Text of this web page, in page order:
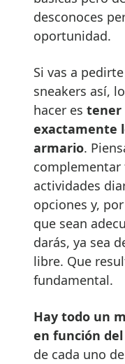
desconoces
oportunidad.
Si vas a
sneakers así,
hacer es tener
exactamente
armario.
actividades
opciones y,
que sean
darás, ya sea
libre. Que
fundamental.
Hay todo un
en función
de cada uno